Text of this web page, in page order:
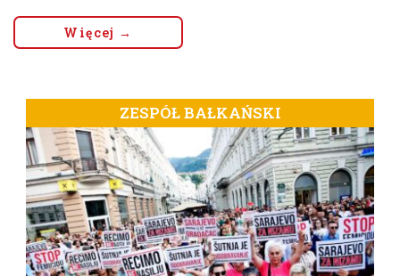
Więcej →
ZESPÓŁ BAŁKAŃSKI